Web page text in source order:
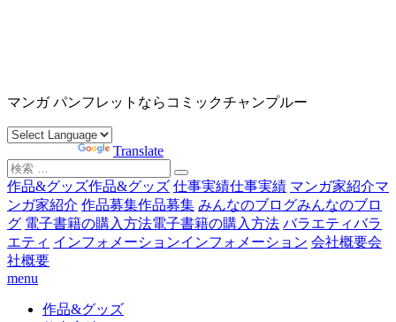
ツ
ス
ッ
プ
マンガ パンフレットならコミックチャンプルー
Translate
検
索
対
象:
作品&グッズ作品&グッズ 仕事実績仕事実績 マンガ家紹介マ
ンガ家紹介 作品募集作品募集 みんなのブログみんなのブロ
グ 電子書籍の購入方法電子書籍の購入方法 バラエティバラ
エティ インフォメーションインフォメーション 会社概要会
社概要
menu
作品&グッズ